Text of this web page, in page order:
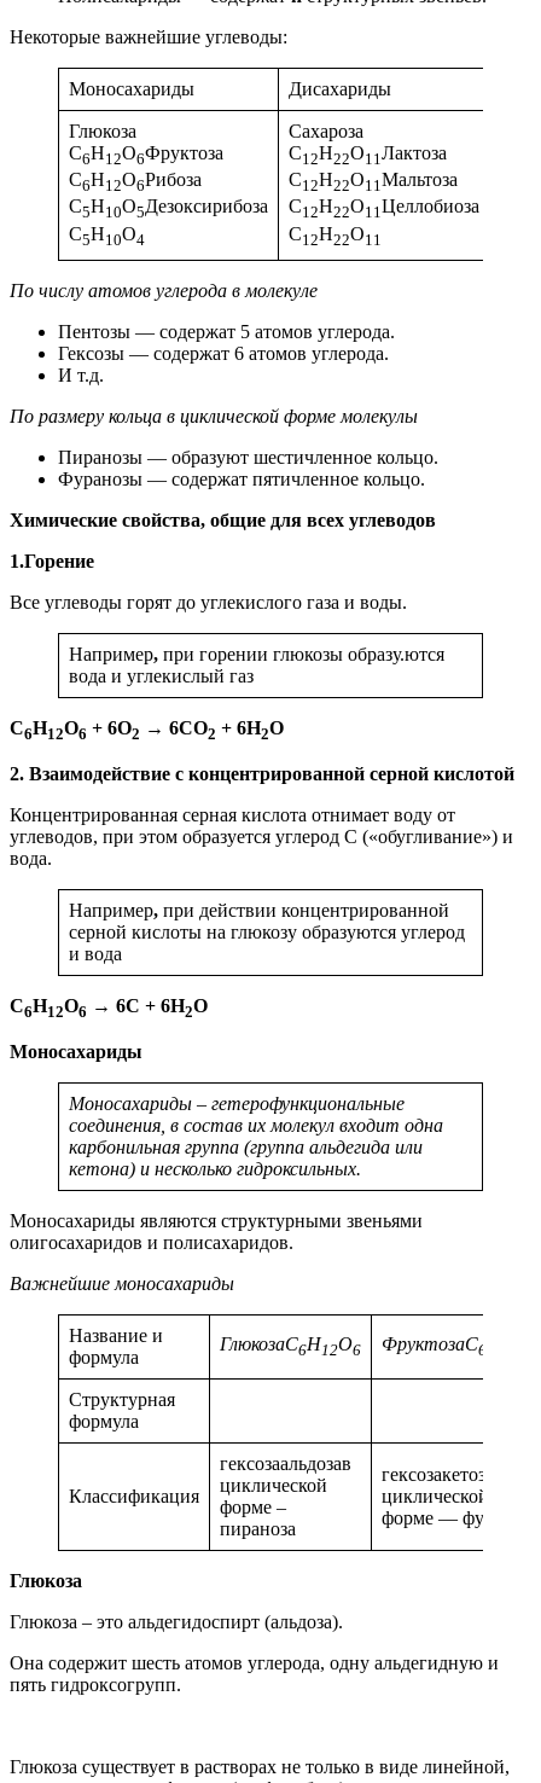
Некоторые важнейшие углеводы:
Моносахариды Дисахариды
Глюкоза
С6Н12О6Фруктоза
С6Н12О6Рибоза
С5Н10О5Дезоксирибоза
С5Н10О4
Сахароза
С12Н22О11Лактоза
С12Н22О11Мальтоза
С12Н22О11Целлобиоза
С12Н22О11
По числу атомов углерода в молекуле
Пентозы — содержат 5 атомов углерода.
Гексозы — содержат 6 атомов углерода.
И т.д.
По размеру кольца в циклической форме молекулы
Пиранозы — образуют шестичленное кольцо.
Фуранозы — содержат пятичленное кольцо.
Химические свойства, общие для всех углеводов
1.Горение
Все углеводы горят до углекислого газа и воды.
Например, при горении глюкозы образу.ются
вода и углекислый газ
C6H12O6 + 6O2 → 6CO2 + 6H2O
2. Взаимодействие с концентрированной серной кислотой
Концентрированная серная кислота отнимает воду от
углеводов, при этом образуется углерод С («обугливание») и
вода.
Например, при действии концентрированной
серной кислоты на глюкозу образуются углерод
и вода
C6H12O6 → 6C + 6H2O
Моносахариды
Моносахариды – гетерофункциональные
соединения, в состав их молекул входит одна
карбонильная группа (группа альдегида или
кетона) и несколько гидроксильных.
Моносахариды являются структурными звеньями
олигосахаридов и полисахаридов.
Важнейшие моносахариды
Название и
формула
ГлюкозаC6H12O6 ФруктозаC6
Структурная
формула
Классификация
гексозаальдозав
циклической
форме –
пираноза
гексозакетозав
циклической
форме — фураноза
Глюкоза
Глюкоза – это альдегидоспирт (альдоза).
Она содержит шесть атомов углерода, одну альдегидную и
пять гидроксогрупп.
Глюкоза существует в растворах не только в виде линейной,